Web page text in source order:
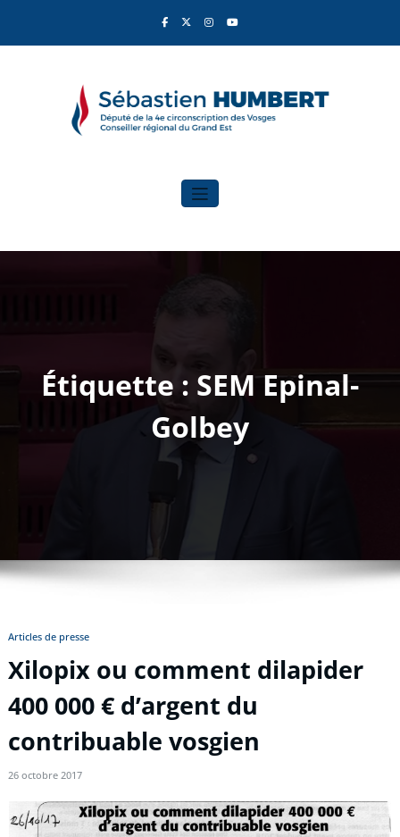
contenu
Sébastien Humbert
Étiquette : SEM Epinal-
Golbey
Articles de presse
Xilopix ou comment dilapider
400 000 € d’argent du
contribuable vosgien
26 octobre 2017